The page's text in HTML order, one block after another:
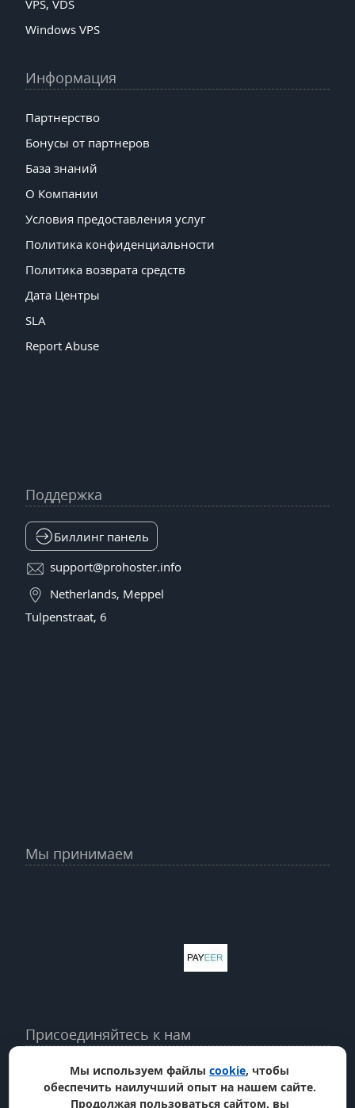
VPS, VDS
Windows VPS
Информация
Партнерство
Бонусы от партнеров
База знаний
О Компании
Условия предоставления услуг
Политика конфиденциальности
Политика возврата средств
Дата Центры
SLA
Report Abuse
Поддержка
Биллинг панель
support@prohoster.info
Netherlands, Meppel
Tulpenstraat, 6
Мы принимаем
Присоединяйтесь к нам
Мы используем файлы cookie, чтобы
обеспечить наилучший опыт на нашем сайте.
Продолжая пользоваться сайтом, вы